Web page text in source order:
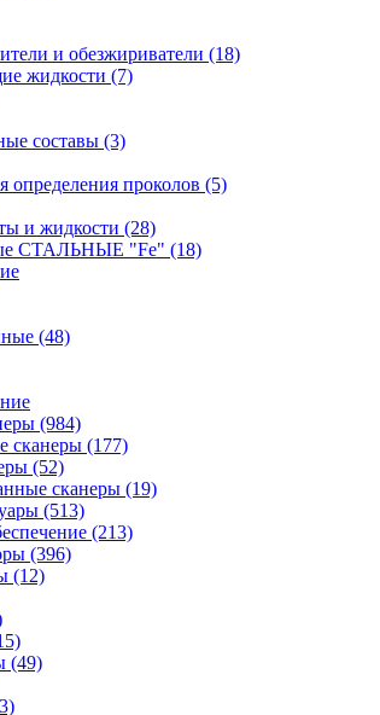
и обезжириватели (18)
жидкости (7)
составы (3)
определения проколов (5)
и жидкости (28)
СТАЛЬНЫЕ "Fe" (18)
(48)
(984)
сканеры (177)
(52)
сканеры (19)
(513)
(213)
(396)
(12)
(49)